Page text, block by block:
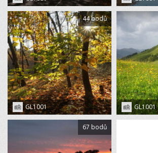
GL1001
44 bodů
GL1001
67 bodů